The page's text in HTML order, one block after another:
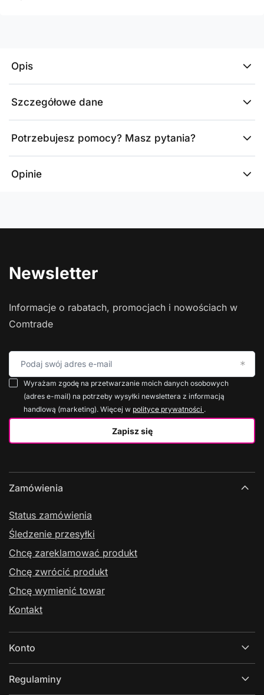
Opis
Szczegółowe dane
Potrzebujesz pomocy? Masz pytania?
Opinie
Newsletter
Informacje o rabatach, promocjach i nowościach w
Comtrade
Podaj swój adres e-mail
Zapisz się
Wyrażam zgodę na przetwarzanie moich danych osobowych
(adres e-mail) na potrzeby wysyłki newslettera z informacją
handlową (marketing). Więcej w polityce prywatności .
Zamówienia
Status zamówienia
Śledzenie przesyłki
Chcę zareklamować produkt
Chcę zwrócić produkt
Chcę wymienić towar
Kontakt
Konto
Regulaminy